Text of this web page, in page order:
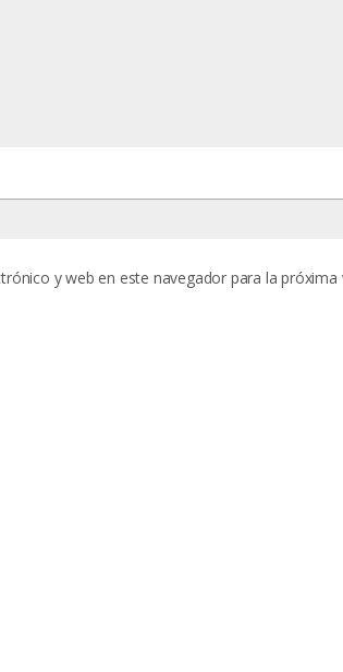
y web en este navegador para la próxima